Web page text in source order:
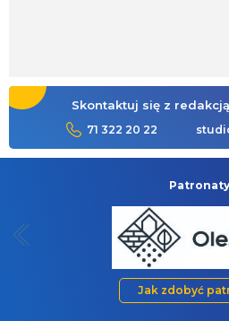
Skontaktuj się z
71 322 20 22
Jak zdobyć